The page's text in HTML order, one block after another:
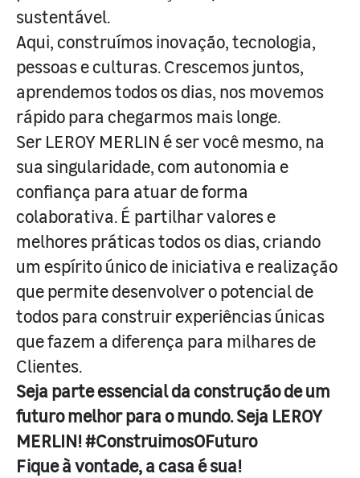
sustentável.
Aqui, construímos inovação, tecnologia,
pessoas e culturas. Crescemos juntos,
aprendemos todos os dias, nos movemos
rápido para chegarmos mais longe.
Ser LEROY MERLIN é ser você mesmo, na
sua singularidade, com autonomia e
confiança para atuar de forma
colaborativa. É partilhar valores e
melhores práticas todos os dias, criando
um espírito único de iniciativa e realização
que permite desenvolver o potencial de
todos para construir experiências únicas
que fazem a diferença para milhares de
Clientes.
Seja parte essencial da construção de um
futuro melhor para o mundo. Seja LEROY
MERLIN! #ConstruimosOFuturo
Fique à vontade, a casa é sua!